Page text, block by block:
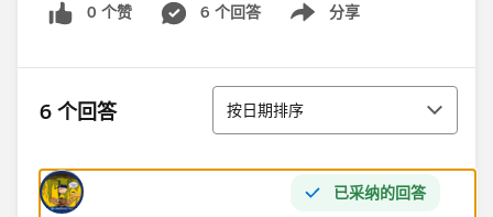
0 个赞 6 个回答 分享
Show menu
6 个回答 排序
按日期排序
已采纳的回答